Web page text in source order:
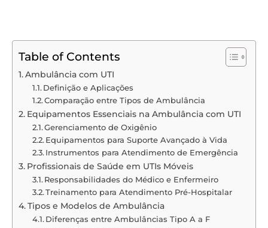
Table of Contents
Ambulância com UTI
Definição e Aplicações
Comparação entre Tipos de Ambulância
Equipamentos Essenciais na Ambulância com UTI
Gerenciamento de Oxigênio
Equipamentos para Suporte Avançado à Vida
Instrumentos para Atendimento de Emergência
Profissionais de Saúde em UTIs Móveis
Responsabilidades do Médico e Enfermeiro
Treinamento para Atendimento Pré-Hospitalar
Tipos e Modelos de Ambulância
Diferenças entre Ambulâncias Tipo A a F